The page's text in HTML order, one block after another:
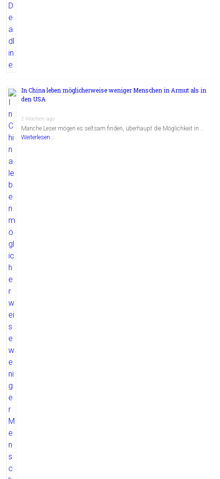
In China leben möglicherweise weniger Menschen in Armut als in
den USA
2 Wochen ago
Manche Leser mögen es seltsam finden, überhaupt die Möglichkeit in …
Weiterlesen...